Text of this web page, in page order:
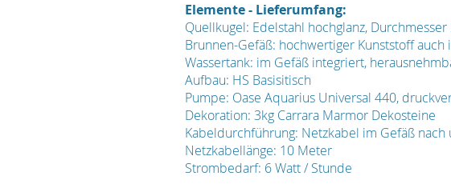
Elemente - Lieferumfang:
Quellkugel: Edelstahl hochglanz, Durchmesser
Brunnen-Gefäß: hochwertiger Kunststoff
Wassertank: im Gefäß integriert,
Aufbau: HS Basisitisch
Pumpe: Oase Aquarius Universal 440,
Dekoration: 3kg Carrara Marmor Dekosteine
Kabeldurchführung: Netzkabel im Gefäß nach
Netzkabellänge: 10 Meter
Strombedarf: 6 Watt / Stunde